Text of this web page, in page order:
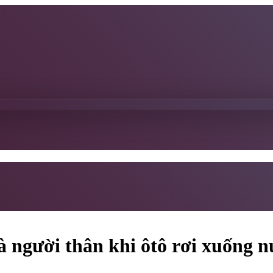
người thân khi ôtô rơi xuống